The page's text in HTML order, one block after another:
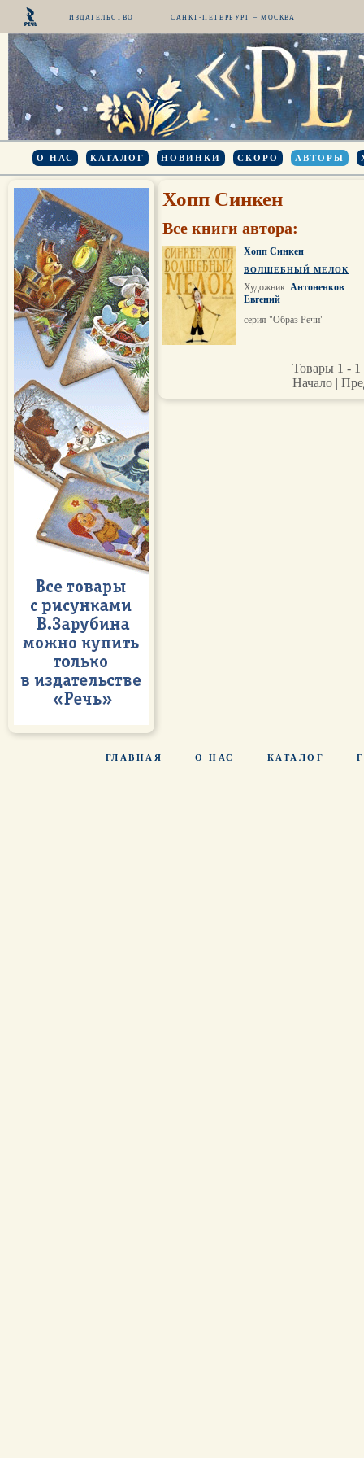
ИЗДАТЕЛЬСТВО САНКТ-ПЕТЕРБУРГ – МОСКВА
О НАС КАТАЛОГ НОВИНКИ СКОРО АВТОРЫ
Хопп Синкен
Все книги автора:
Хопп Синкен
ВОЛШЕБНЫЙ МЕЛОК
Художник: Антоненков
Евгений
серия "Образ Речи"
Товары 1 - 1
Начало |
ГЛАВНАЯ О НАС КАТАЛОГ